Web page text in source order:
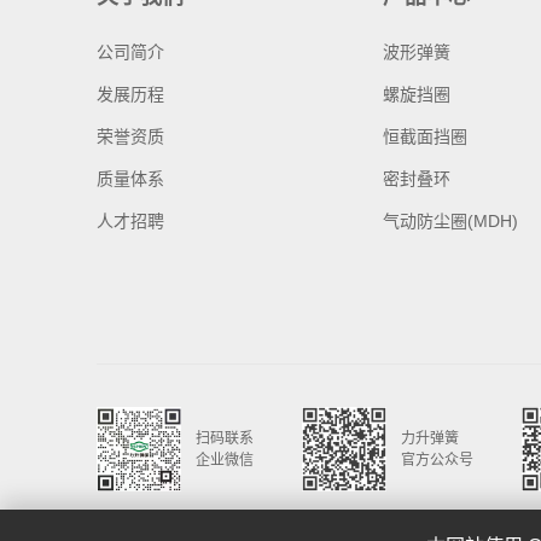
公司简介
发展历程
荣誉资质
质量体系
人才招聘
波形弹簧
螺旋挡圈
恒截面挡圈
密封叠环
气动防尘圈(MDH)
扫码联系
企业微信
力升弹簧
官方公众号